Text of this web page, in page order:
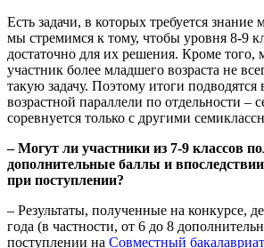
Есть задачи, в которых требуется
мы стремимся к тому, чтобы уровня 8-9
достаточно для их решения. Кроме
участник более младшего возраста не
такую задачу. Поэтому итоги подводятся
возрастной параллели по отдельности –
соревнуется только с другими
– Могут ли участники из 7-9 классов
дополнительные баллы и
при поступлении?
– Результаты, полученные на конкурсе,
года (в частности, от 6 до 8
поступлении на Совместный